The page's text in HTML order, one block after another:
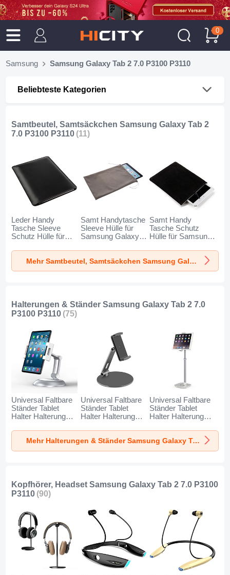
0
Samsung Samsung Galaxy Tab 2 7.0 P3100 P3110
Beliebteste Kategorien
Samtbeutel, Samtsäckchen Samsung Galaxy Tab 2
7.0 P3100 P3110 (11)
Leder Handy
Tasche Sleeve
Schutz Hülle für
Tab 2 7.0 P3100
P3110 Schwarz
Samt Handytasche
Sleeve Hülle für
Samsung Galaxy
P3110 Grau
Samt Handy
Tasche Schutz
Hülle für Samsung
P3100 P3110
Schwarz
Mehr Samtbeutel, Samtsäckchen Samsung Galaxy Tab 2 7.0 P3100 P3110
Halterungen & Ständer Samsung Galaxy Tab 2 7.0
P3100 P3110 (75)
Universal Faltbare
Ständer Tablet
Halter Halterung
Samsung Galaxy
Tab 2 7.0 P3100
P3110 Silber
Universal Faltbare
Ständer Tablet
Halter Halterung
Samsung Galaxy
Tab 2 7.0 P3100
P3110 Schwarz
Universal Faltbare
Ständer Tablet
Halter Halterung
Samsung Galaxy
Tab 2 7.0 P3100
P3110 Weiß
Mehr Halterungen & Ständer Samsung Galaxy Tab 2 7.0 P3100 P3110
Kopfhörer, Headset Samsung Galaxy Tab 2 7.0 P3100
P3110 (90)